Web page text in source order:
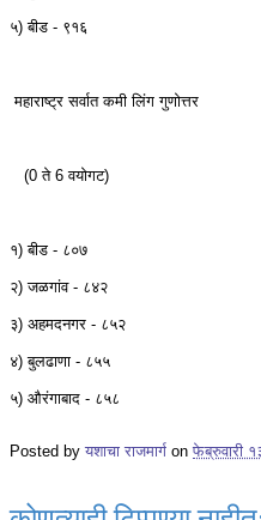
५) बीड - ९१६
महाराष्ट्र सर्वात कमी लिंग गुणोत्तर
(0 ते 6 वयोगट)
१) बीड - ८०७
२) जळगांव - ८४२
३) अहमदनगर - ८५२
४) बुलढाणा - ८५५
५) औरंगाबाद - ८५८
Posted by यशाचा राजमार्ग on फेब्रुवारी